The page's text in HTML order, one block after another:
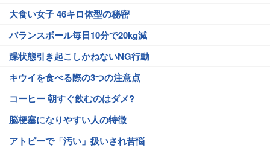
大食い女子 46キロ体型の秘密
バランスボール毎日10分で20kg減
躁状態引き起こしかねないNG行動
キウイを食べる際の3つの注意点
コーヒー 朝すぐ飲むのはダメ?
脳梗塞になりやすい人の特徴
アトピーで「汚い」扱いされ苦悩